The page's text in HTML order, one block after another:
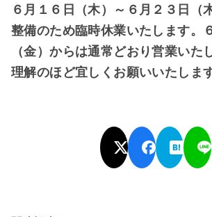
６月１６日（木）～６月２３日（
整備のため臨時休業いたします。
（金）からは通常どおり営業いた
理解のほど宜しくお願いいたします